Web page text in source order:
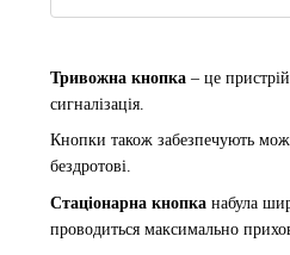
Тривожна кнопка – це
сигналізація.
Кнопки також забезпечують
бездротові.
Стаціонарна кнопка набула
проводиться максимально